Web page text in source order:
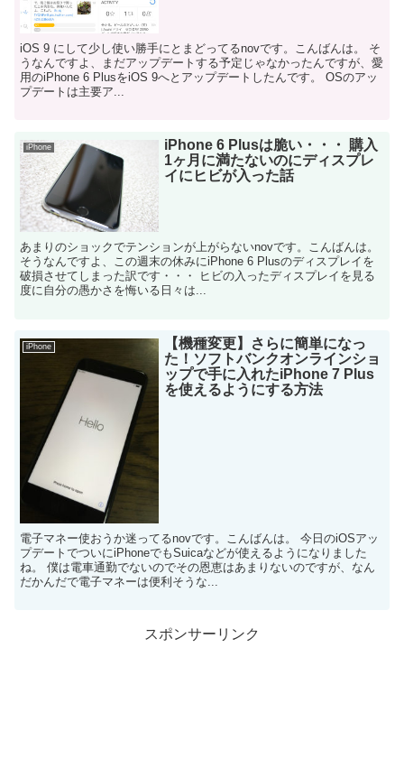
iOS 9 にして少し使い勝手にとまどってるnovです。こんばんは。 そ
うなんですよ、まだアップデートする予定じゃなかったんですが、愛
用のiPhone 6 PlusをiOS 9へとアップデートしたんです。 OSのアッ
プデートは主要ア...
iPhone
iPhone 6 Plusは脆い・・・ 購入
1ヶ月に満たないのにディスプレ
イにヒビが入った話
あまりのショックでテンションが上がらないnovです。こんばんは。
そうなんですよ、この週末の休みにiPhone 6 Plusのディスプレイを
破損させてしまった訳です・・・ ヒビの入ったディスプレイを見る
度に自分の愚かさを悔いる日々は...
iPhone
【機種変更】さらに簡単になっ
た！ソフトバンクオンラインショ
ップで手に入れたiPhone 7 Plus
を使えるようにする方法
電子マネー使おうか迷ってるnovです。こんばんは。 今日のiOSアッ
プデートでついにiPhoneでもSuicaなどが使えるようになりました
ね。 僕は電車通勤でないのでその恩恵はあまりないのですが、なん
だかんだで電子マネーは便利そうな...
スポンサーリンク